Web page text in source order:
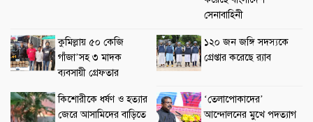
সেনাবাহিনী
কুমিল্লায় ৫০ কেজি
গাঁজা’সহ ৩ মাদক
ব্যবসায়ী গ্রেফতার
১২০ জন জঙ্গি সদস্যকে
গ্রেপ্তার করেছে র‌্যাব
কিশোরীকে ধর্ষণ ও হত্যার
জেরে আসামিদের বাড়িতে
‘তেলাপোকাদের’
আন্দোলনের মুখে পদত্যাগ